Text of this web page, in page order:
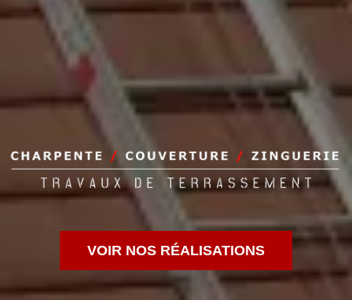
VOIR NOS RÉALISATIONS